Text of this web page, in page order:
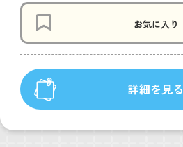
お気に入り
詳細を見る